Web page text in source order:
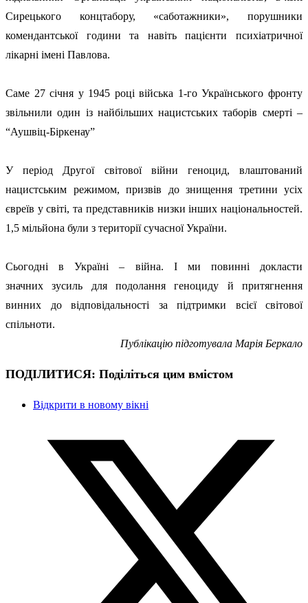
Сирецького концтабору, «саботажники», порушники
комендантської години та навіть пацієнти психіатричної
лікарні імені Павлова.
Саме 27 січня у 1945 році війська 1-го Українського фронту
звільнили один із найбільших нацистських таборів смерті –
“Аушвіц-Біркенау”
У період Другої світової війни геноцид, влаштований
нацистським режимом, призвів до знищення третини усіх
євреїв у світі, та представників низки інших національностей.
1,5 мільйона були з території сучасної України.
Сьогодні в Україні – війна. І ми повинні докласти
значних зусиль для подолання геноциду й притягнення
винних до відповідальності за підтримки всієї світової
спільноти.
Публікацію підготувала Марія Беркало
ПОДІЛИТИСЯ: Поділіться цим вмістом
Відкрити в новому вікні